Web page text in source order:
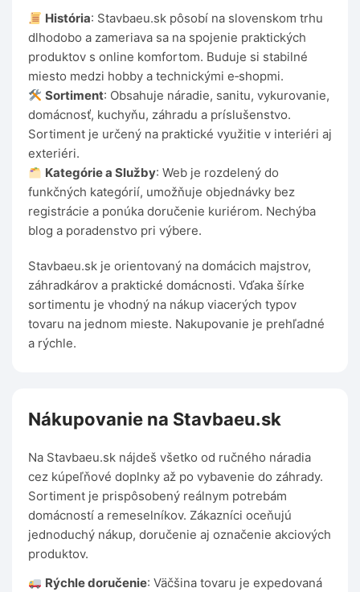
História: Stavbaeu.sk pôsobí na slovenskom trhu
dlhodobo a zameriava sa na spojenie praktických
produktov s online komfortom. Buduje si stabilné
miesto medzi hobby a technickými e‑shopmi.
Sortiment: Obsahuje náradie, sanitu, vykurovanie,
domácnosť, kuchyňu, záhradu a príslušenstvo.
Sortiment je určený na praktické využitie v interiéri aj
exteriéri.
Kategórie a Služby: Web je rozdelený do
funkčných kategórií, umožňuje objednávky bez
registrácie a ponúka doručenie kuriérom. Nechýba
blog a poradenstvo pri výbere.
Stavbaeu.sk je orientovaný na domácich majstrov,
záhradkárov a praktické domácnosti. Vďaka šírke
sortimentu je vhodný na nákup viacerých typov
tovaru na jednom mieste. Nakupovanie je prehľadné
a rýchle.
Nákupovanie na Stavbaeu.sk
Na Stavbaeu.sk nájdeš všetko od ručného náradia
cez kúpeľňové doplnky až po vybavenie do záhrady.
Sortiment je prispôsobený reálnym potrebám
domácností a remeselníkov. Zákazníci oceňujú
jednoduchý nákup, doručenie aj označenie akciových
produktov.
Rýchle doručenie: Väčšina tovaru je expedovaná